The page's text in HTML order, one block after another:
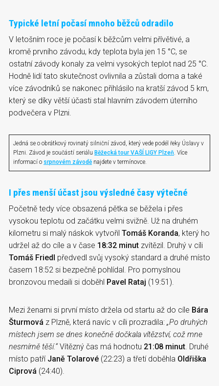
Typické letní počasí mnoho běžců odradilo
V letošním roce je počasí k běžcům velmi přívětivé, a
kromě prvního závodu, kdy teplota byla jen 15 °C, se
ostatní závody konaly za velmi vysokých teplot nad 25 °C.
Hodně lidí tato skutečnost ovlivnila a zůstali doma a také
více závodníků se nakonec přihlásilo na kratší závod 5 km,
který se díky větší účasti stal hlavním závodem úterního
podvečera v Plzni.
Jedná se o obrátkový rovinatý silniční závod, který vede podél řeky Úslavy v
Plzni. Závod je součástí seriálu Běžecká tour VAŠÍ LIGY Plzeň . Více
informací o srpnovém závodě najdete v termínovce.
I přes menší účast jsou výsledné časy výtečné
Početně tedy více obsazená pětka se běžela i přes
vysokou teplotu od začátku velmi svižně. Už na druhém
kilometru si malý náskok vytvořil Tomáš Koranda, který ho
udržel až do cíle a v čase 18:32 minut zvítězil. Druhý v cíli
Tomáš Friedl předvedl svůj vysoký standard a druhé místo
časem 18:52 si bezpečně pohlídal. Pro pomyslnou
bronzovou medaili si doběhl Pavel Rataj (19:51).
Mezi ženami si první místo držela od startu až do cíle Bára
Šturmová z Plzně, která navíc v cíli prozradila: „Po druhých
místech jsem se dnes konečně dočkala vítězství, což mne
nesmírně těší.“Vítězný čas má hodnotu 21:08 minut . Druhé
místo patří Janě Tolarové (22:23) a třetí doběhla Oldřiška
Ciprová (24:40).